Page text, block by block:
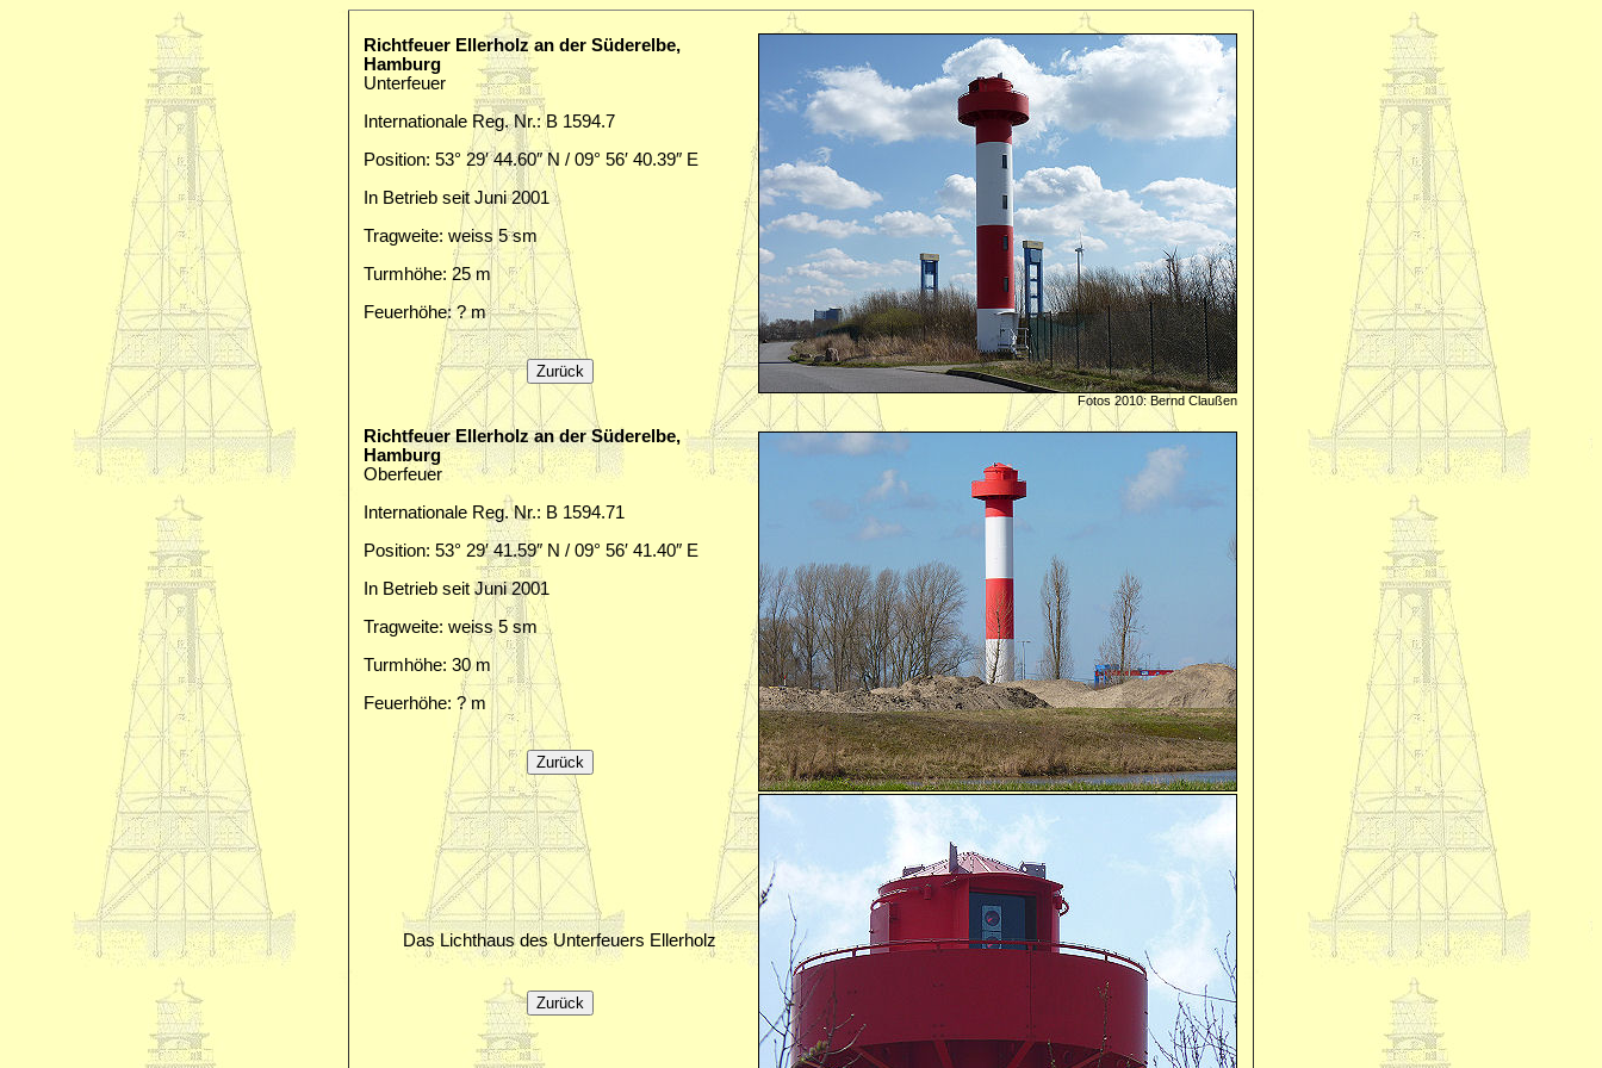
Richtfeuer Ellerholz an der Süderelbe,
Hamburg
Unterfeuer
Internationale Reg. Nr.: B 1594.7
Position: 53° 29′ 44.60″ N / 09° 56′ 40.39″ E
In Betrieb seit Juni 2001
Tragweite: weiss 5 sm
Turmhöhe: 25 m
Feuerhöhe: ? m
Fotos 2010: Bernd Claußen
Richtfeuer Ellerholz an der Süderelbe,
Hamburg
Oberfeuer
Internationale Reg. Nr.: B 1594.71
Position: 53° 29′ 41.59″ N / 09° 56′ 41.40″ E
In Betrieb seit Juni 2001
Tragweite: weiss 5 sm
Turmhöhe: 30 m
Feuerhöhe: ? m
Das Lichthaus des Unterfeuers Ellerholz